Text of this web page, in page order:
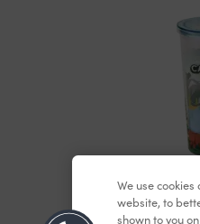
We use
website, to
shown to you